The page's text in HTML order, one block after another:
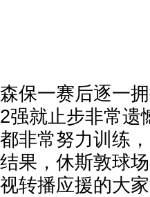
森保一赛后逐一
2强就止步非常遗
都非常努力训练
结果，休斯敦球
视转播应援的大